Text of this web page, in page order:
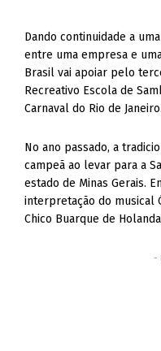
Dando continuidade a
entre uma empresa e
Brasil vai apoiar pelo
Recreativo Escola de
Carnaval do Rio de Janeiro.
No ano passado, a
campeã ao levar para a
estado de Minas Gerais.
interpretação do musical
Chico Buarque de
-